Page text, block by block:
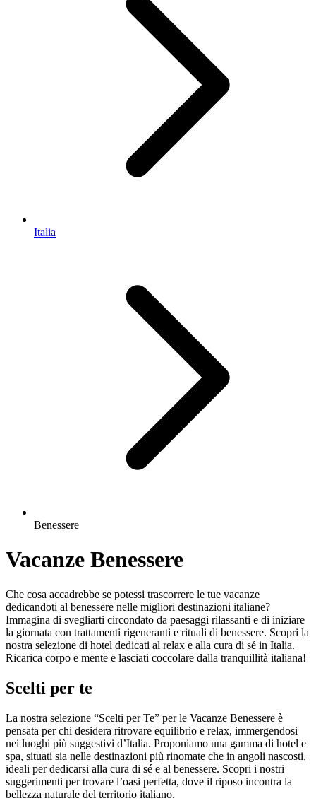
Italia
Benessere
Vacanze Benessere
Che cosa accadrebbe se potessi trascorrere le tue vacanze
dedicandoti al benessere nelle migliori destinazioni italiane?
Immagina di svegliarti circondato da paesaggi rilassanti e di iniziare
la giornata con trattamenti rigeneranti e rituali di benessere. Scopri la
nostra selezione di hotel dedicati al relax e alla cura di sé in Italia.
Ricarica corpo e mente e lasciati coccolare dalla tranquillità italiana!
Scelti per te
La nostra selezione “Scelti per Te” per le Vacanze Benessere è
pensata per chi desidera ritrovare equilibrio e relax, immergendosi
nei luoghi più suggestivi d’Italia. Proponiamo una gamma di hotel e
spa, situati sia nelle destinazioni più rinomate che in angoli nascosti,
ideali per dedicarsi alla cura di sé e al benessere. Scopri i nostri
suggerimenti per trovare l’oasi perfetta, dove il riposo incontra la
bellezza naturale del territorio italiano.